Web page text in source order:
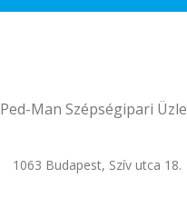
Ped-Man Szépségipari
1063 Budapest, Szív utca 18.